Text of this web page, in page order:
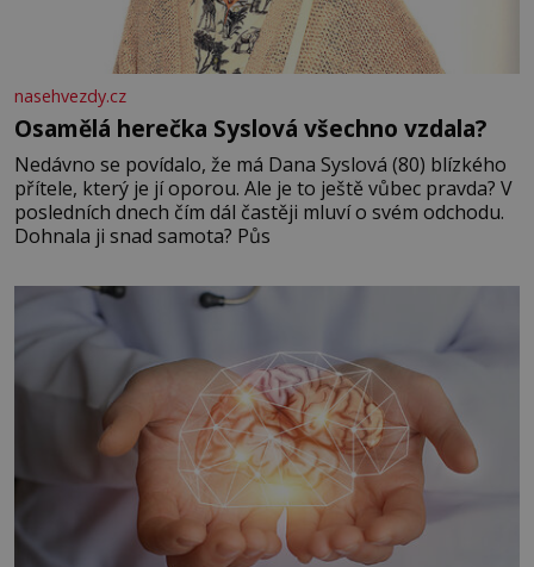
nasehvezdy.cz
Osamělá herečka Syslová všechno vzdala?
Nedávno se povídalo, že má Dana Syslová (80) blízkého
přítele, který je jí oporou. Ale je to ještě vůbec pravda? V
posledních dnech čím dál častěji mluví o svém odchodu.
Dohnala ji snad samota? Půs